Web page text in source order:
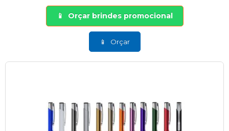
Orçar brindes promocional
Orçar